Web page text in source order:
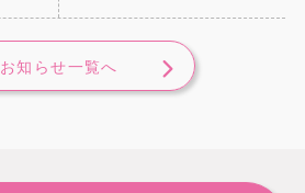
お知らせ一覧へ